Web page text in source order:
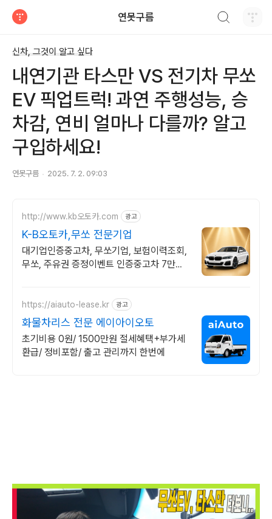
연못구름
신차, 그것이 알고 싶다
내연기관 타스만 VS 전기차 무쏘
EV 픽업트럭! 과연 주행성능, 승
차감, 연비 얼마나 다를까? 알고
구입하세요!
연못구름 2025. 7. 2. 09:03
http://www.kb오토카.com 광고
K-B오토카,무쏘 전문기업
대기업인증중고차, 무쏘기업, 보험이력조회,
무쏘, 주유권 증정이벤트 인증중고차 7만대
https://aiauto-lease.kr 광고
화물차리스 전문 에이아이오토
초기비용 0원/ 1500만원 절세혜택+부가세
환급/ 정비포함/ 출고 관리까지 한번에